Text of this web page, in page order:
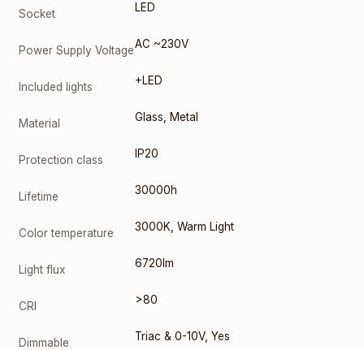
Socket LED
Power Supply VoltageAC ~230V
Included lights +LED
Material Glass Metal
Protection class IP20
Lifetime 30000h
Color temperature 3000K ,Warm Light
Light flux 6720lm
CRI >80
Dimmable Triac & 0-10V,Yes